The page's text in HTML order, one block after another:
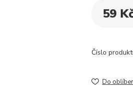
59
Číslo
Do